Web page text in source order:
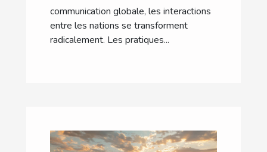
communication globale, les interactions
entre les nations se transforment
radicalement. Les pratiques...